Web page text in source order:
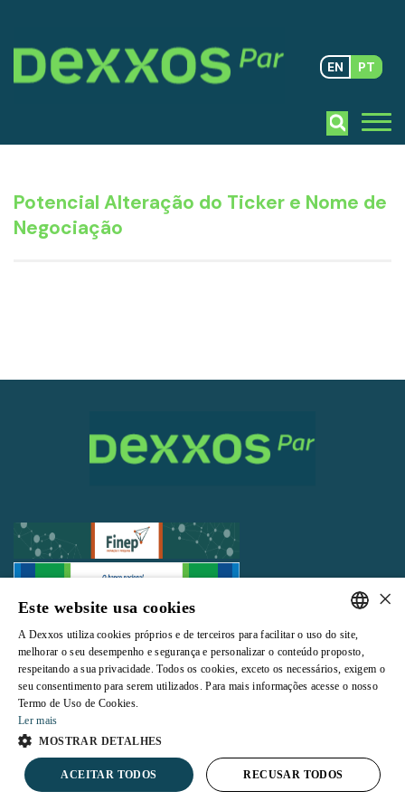
EN PT
Potencial Alteração do Ticker e Nome de
Negociação
Privacidade
PORTUGUESE
ENGLISH
×
Este website usa cookies
A Dexxos utiliza cookies próprios e de terceiros para facilitar o uso do site,
melhorar o seu desempenho e segurança e personalizar o conteúdo proposto,
respeitando a sua privacidade. Todos os cookies, exceto os necessários, exigem o
seu consentimento para serem utilizados. Para mais informações acesse o nosso
Termo de Uso de Cookies.
Ler mais
MOSTRAR DETALHES
ACEITAR TODOS RECUSAR TODOS